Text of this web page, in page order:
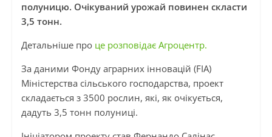
полуницю. Очікуваний урожай повинен скласти
3,5 тонн.
Детальніше про це розповідає Агроцентр.
За даними Фонду аграрних інновацій (FIA)
Міністерства сільського господарства, проект
складається з 3500 рослин, які, як очікується,
дадуть 3,5 тонн полуниці.